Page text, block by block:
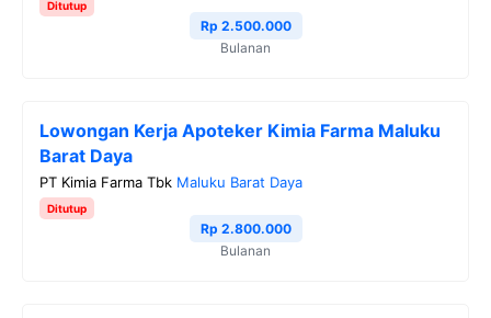
Ditutup
Rp 2.500.000
Bulanan
Lowongan Kerja Apoteker Kimia Farma Maluku
Barat Daya
PT Kimia Farma Tbk Maluku Barat Daya
Ditutup
Rp 2.800.000
Bulanan